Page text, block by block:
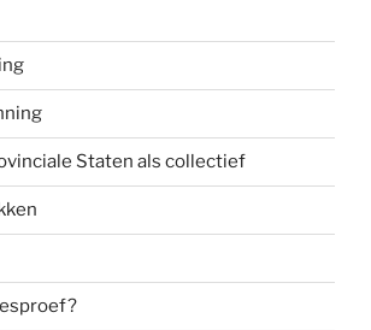
Staten als collectief